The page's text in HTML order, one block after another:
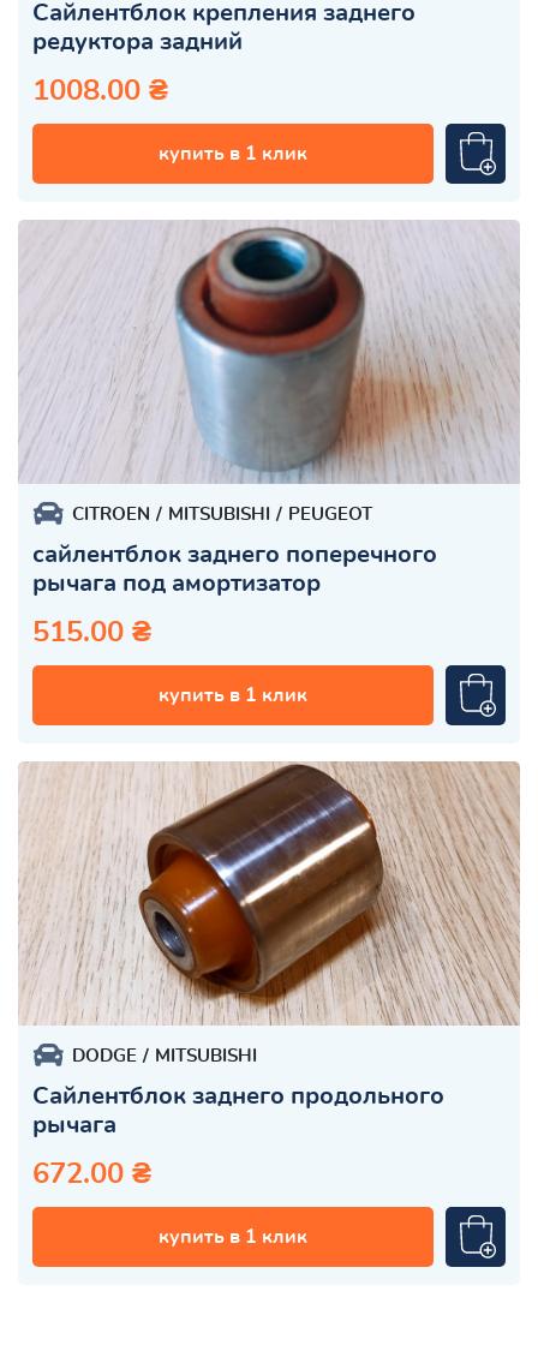
Сайлентблок крепления заднего
редуктора задний
1008.00 ₴
купить в 1 клик
CITROEN MITSUBISHI PEUGEOT
сайлентблок заднего поперечного
рычага под амортизатор
515.00 ₴
купить в 1 клик
DODGE MITSUBISHI
Сайлентблок заднего продольного
рычага
672.00 ₴
купить в 1 клик